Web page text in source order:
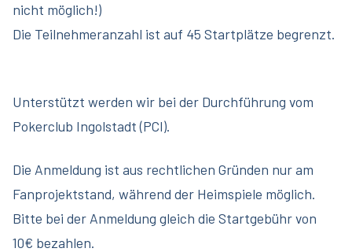
nicht möglich!)
Die Teilnehmeranzahl ist auf 45 Startplätze begrenzt.
Unterstützt werden wir bei der Durchführung vom
Pokerclub Ingolstadt (PCI).
Die Anmeldung ist aus rechtlichen Gründen nur am
Fanprojektstand, während der Heimspiele möglich.
Bitte bei der Anmeldung gleich die Startgebühr von
10€ bezahlen.